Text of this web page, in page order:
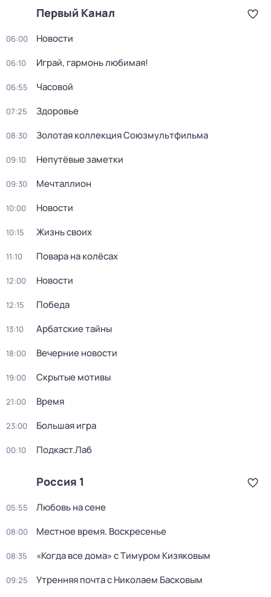
Первый Канал
06:00 Новости
06:10 Играй, гармонь любимая!
06:55 Часовой
07:25 Здоровье
08:30 Золотая коллекция Союзмультфильма
09:10 Непутёвые заметки
09:30 Мечталлион
10:00 Новости
10:15 Жизнь своих
11:10 Повара на колёсах
12:00 Новости
12:15 Победа
13:10 Арбатские тайны
18:00 Вечерние новости
19:00 Скрытые мотивы
21:00 Время
23:00 Большая игра
00:10 Подкаст.Лаб
Россия 1
05:55 Любовь на сене
08:00 Местное время. Воскресенье
08:35 «Когда все дома» с Тимуром Кизяковым
09:25 Утренняя почта с Николаем Басковым